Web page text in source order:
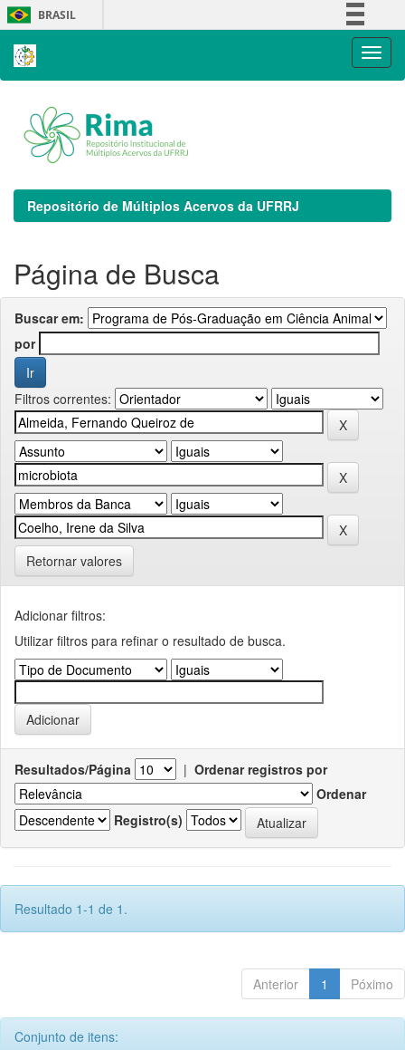
Skip
navigation
BRASIL
Repositório de Múltiplos Acervos da UFRRJ
Página de Busca
Buscar em:
por
Filtros correntes:
Retornar valores
Adicionar filtros:
Utilizar filtros para refinar o resultado de busca.
Resultados/Página | Ordenar registros por
Ordenar
Registro(s)
Resultado 1-1 de 1.
Anterior 1 Póximo
Conjunto de itens: